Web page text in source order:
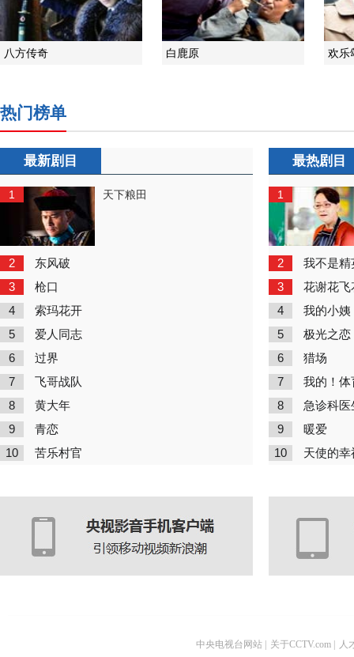
八方传奇 白鹿原 欢乐
热门榜单
最新剧目
1 天下粮田
2 东风破
3 枪口
4 索玛花开
5 爱人同志
6 过界
7 飞哥战队
8 黄大年
9 青恋
10 苦乐村官
最热剧目
1
2 我不是精
3 花谢花飞
4 我的小姨
5 极光之恋
6 猎场
7 我的！体
8 急诊科医
9 暖爱
10 天使的幸
中央电视台网站 关于CCTV.com 人